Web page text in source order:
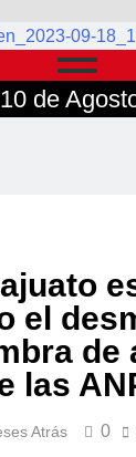
de
el
de
las
Atrás 0